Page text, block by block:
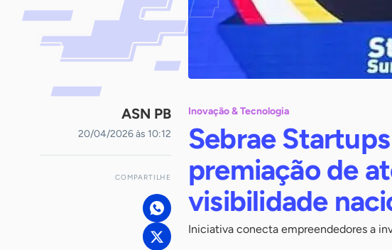
ASN PB
20/04/2026 às 10:12
COMPARTILHE
Inovação & Tecnologia
Sebrae
premiação de
visibilidade
Iniciativa conecta empreendedores a